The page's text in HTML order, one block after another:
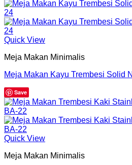
Quick View
Meja Makan Minimalis
Meja Makan Kayu Trembesi Solid
Save
Quick View
Meja Makan Minimalis